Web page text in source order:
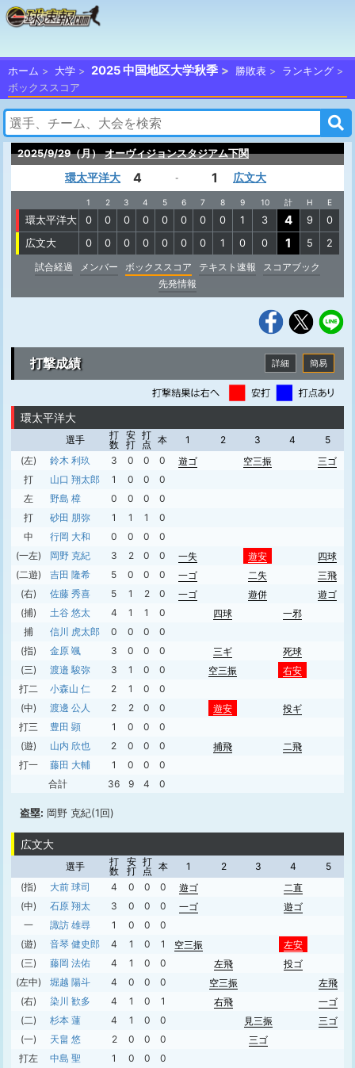
ホーム 大学 2025 中国地区大学秋季 勝敗表
ランキング
ボックススコア
2025/9/29（月） オーヴィジョンスタジアム下関
環太平洋大 4 - 1 広文大
1 2 3 4 5 6 7 8 9 10 計 H E
環太平洋大 0 0 0 0 0 0 0 0 1 3 4 9
0
広文大
0 0 0 0 0 0 0 1 0 0 1 5
2
試合経過
メンバー ボックススコア テキスト速報
スコアブック
先発情報
打撃成績 簡易
詳細
環太平洋大
選手
打
数
安
打
打
点 本 1 2 3 4
5
(左)
鈴木 利玖 3 0 0 0 遊ゴ 空三振
三ゴ
打
山口 翔太郎 1 0 0
0
左
野島 樟 0 0 0
0
打
砂田 朋弥 1 1 1
0
中
行岡 大和 0 0 0
0
(一左)
岡野 克紀 3 2 0 0 一失 遊安
四球
(二遊)
吉田 隆希 5 0 0 0 一ゴ 二失
三飛
(右)
佐藤 秀喜 5 1 2 0 一ゴ 遊併
遊ゴ
(捕)
土谷 悠太 4 1 1 0 四球 一邪
捕
信川 虎太郎 0 0 0
0
(指)
金原 颯 3 0 0 0 三ギ 死球
(三)
渡邉 駿弥 3 1 0 0 空三振 右安
打二
小森山 仁 2 1 0
0
(中)
渡邊 公人 2 2 0 0 遊安
投ギ
打三
豊田 顕 1 0 0
0
(遊)
山内 欣也 2 0 0 0 捕飛
二飛
打一
藤田 大輔 1 0 0
0
合計
36 9 4 0
盗塁: 岡野 克紀(1回)
広文大
選手
打
数
安
打
打
点 本 1 2 3 4
5
(指)
大前 球司 4 0 0 0 遊ゴ 二直
(中)
石原 翔太 3 0 0 0 一ゴ
遊ゴ
一
諏訪 雄尋 1 0 0
0
(遊)
音琴 健史郎 4 1 0 1 空三振
左安
(三)
藤岡 法佑 4 1 0 0 左飛
投ゴ
(左中)
堀越 陽斗 4 0 0 0 空三振
左飛
(右)
染川 歓多 4 1 0 1 右飛
一ゴ
(二)
杉本 蓮 4 1 0 0 見三振
三ゴ
(一)
天畠 悠 2 0 0 0 三ゴ
打左
中島 聖 1 0 0
0